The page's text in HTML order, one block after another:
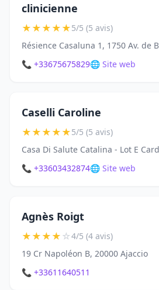
clinicienne
★★★★★5/5 (5 avis)
📞 +33675675829🌐 Site web
Caselli Caroline
★★★★★5/5 (5 avis)
📞 +33603432874🌐 Site web
Agnès Roigt
★★★★☆4/5 (4 avis)
19 Cr Napoléon B, 20000 Ajaccio
📞 +33611640511